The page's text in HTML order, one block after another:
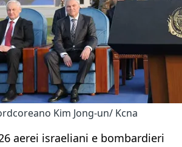
Kim Jong-un/ Kcna
aerei israeliani e bombardieri